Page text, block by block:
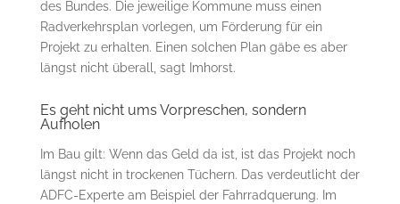
des Bundes. Die jeweilige Kommune muss einen
Radverkehrsplan vorlegen, um Förderung für ein
Projekt zu erhalten. Einen solchen Plan gäbe es aber
längst nicht überall, sagt Imhorst.
Es geht nicht ums Vorpreschen, sondern
Aufholen
Im Bau gilt: Wenn das Geld da ist, ist das Projekt noch
längst nicht in trockenen Tüchern. Das verdeutlicht der
ADFC-Experte am Beispiel der Fahrradquerung. Im